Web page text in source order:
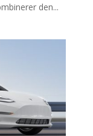
den...